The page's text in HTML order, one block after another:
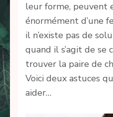
leur forme, peuvent
énormément d’une
il n’existe pas de
quand il s’agit de se
trouver la paire de
Voici deux astuces
aider…